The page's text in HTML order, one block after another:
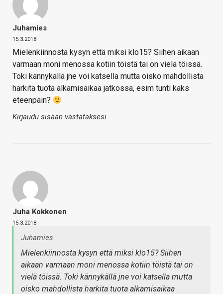
Juhamies
15.3.2018
Mielenkiinnosta kysyn että miksi klo15? Siihen aikaan
varmaan moni menossa kotiin töistä tai on vielä töissä.
Toki kännykällä jne voi katsella mutta oisko mahdollista
harkita tuota alkamisaikaa jatkossa, esim tunti kaks
eteenpäin?
Kirjaudu sisään vastataksesi
Juha Kokkonen
15.3.2018
Juhamies
Mielenkiinnosta kysyn että miksi klo15? Siihen
aikaan varmaan moni menossa kotiin töistä tai on
vielä töissä. Toki kännykällä jne voi katsella mutta
oisko mahdollista harkita tuota alkamisaikaa